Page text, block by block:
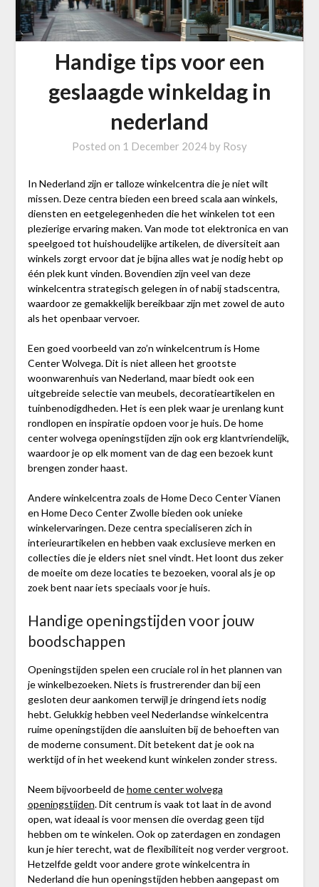
Handige tips voor een
geslaagde winkeldag in
nederland
Posted on 1 December 2024 by Rosy
In Nederland zijn er talloze winkelcentra die je niet wilt
missen. Deze centra bieden een breed scala aan winkels,
diensten en eetgelegenheden die het winkelen tot een
plezierige ervaring maken. Van mode tot elektronica en van
speelgoed tot huishoudelijke artikelen, de diversiteit aan
winkels zorgt ervoor dat je bijna alles wat je nodig hebt op
één plek kunt vinden. Bovendien zijn veel van deze
winkelcentra strategisch gelegen in of nabij stadscentra,
waardoor ze gemakkelijk bereikbaar zijn met zowel de auto
als het openbaar vervoer.
Een goed voorbeeld van zo’n winkelcentrum is Home
Center Wolvega. Dit is niet alleen het grootste
woonwarenhuis van Nederland, maar biedt ook een
uitgebreide selectie van meubels, decoratieartikelen en
tuinbenodigdheden. Het is een plek waar je urenlang kunt
rondlopen en inspiratie opdoen voor je huis. De home
center wolvega openingstijden zijn ook erg klantvriendelijk,
waardoor je op elk moment van de dag een bezoek kunt
brengen zonder haast.
Andere winkelcentra zoals de Home Deco Center Vianen
en Home Deco Center Zwolle bieden ook unieke
winkelervaringen. Deze centra specialiseren zich in
interieurartikelen en hebben vaak exclusieve merken en
collecties die je elders niet snel vindt. Het loont dus zeker
de moeite om deze locaties te bezoeken, vooral als je op
zoek bent naar iets speciaals voor je huis.
Handige openingstijden voor jouw
boodschappen
Openingstijden spelen een cruciale rol in het plannen van
je winkelbezoeken. Niets is frustrerender dan bij een
gesloten deur aankomen terwijl je dringend iets nodig
hebt. Gelukkig hebben veel Nederlandse winkelcentra
ruime openingstijden die aansluiten bij de behoeften van
de moderne consument. Dit betekent dat je ook na
werktijd of in het weekend kunt winkelen zonder stress.
Neem bijvoorbeeld dehome center wolvega
openingstijden. Dit centrum is vaak tot laat in de avond
open, wat ideaal is voor mensen die overdag geen tijd
hebben om te winkelen. Ook op zaterdagen en zondagen
kun je hier terecht, wat de flexibiliteit nog verder vergroot.
Hetzelfde geldt voor andere grote winkelcentra in
Nederland die hun openingstijden hebben aangepast om